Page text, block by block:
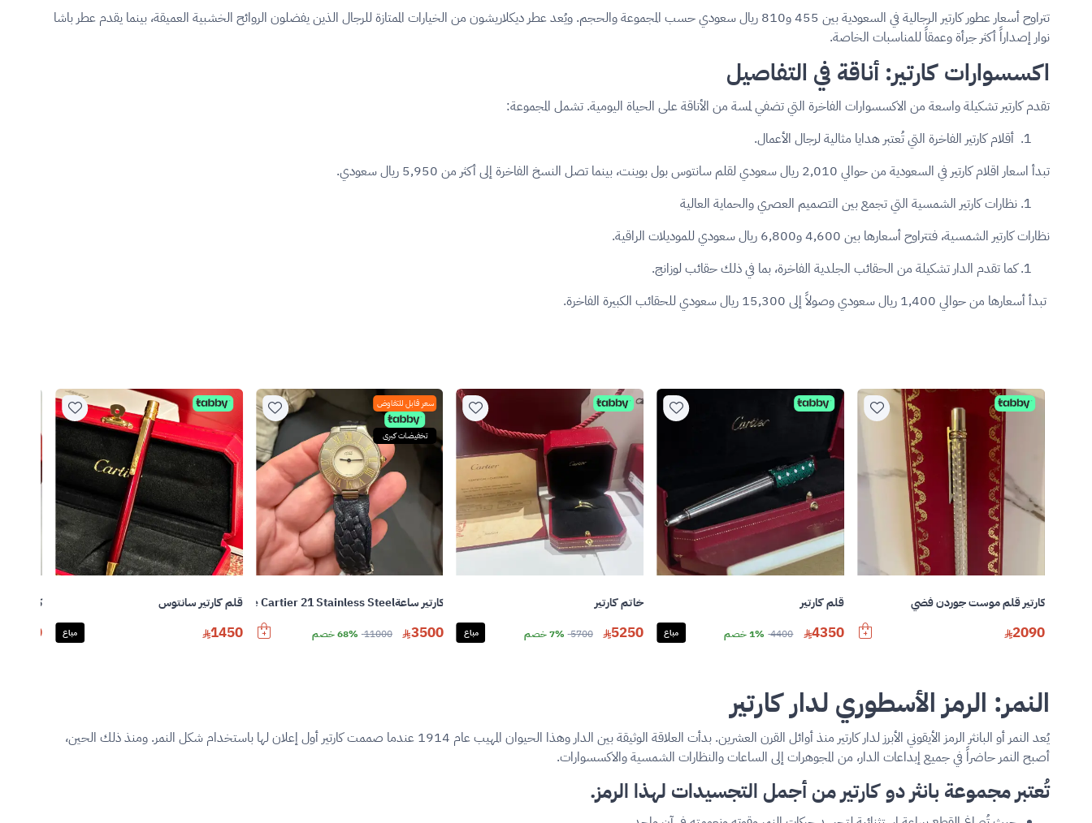
تتراوح أسعار عطور كارتير الرجالية في السعودية بين 455 و810 ريال سعودي حسب المجموعة والحجم. ويُعد عطر ديكلاريشون من الخيارات الممتازة للرجال الذين يفضلون الروائح الخشبية العميقة، بينما يقدم عطر باشا
نوار إصداراً أكثر جرأة وعمقاً للمناسبات الخاصة.
اكسسوارات كارتير: أناقة في التفاصيل
تقدم كارتير تشكيلة واسعة من الاكسسوارات الفاخرة التي تضفي لمسة من الأناقة على الحياة اليومية. تشمل المجموعة:
أقلام كارتير الفاخرة التي تُعتبر هدايا مثالية لرجال الأعمال.
تبدأ اسعار اقلام كارتير في السعودية من حوالي 2,010 ريال سعودي لقلم سانتوس بول بوينت، بينما تصل النسخ الفاخرة إلى أكثر من 5,950 ريال سعودي.
نظارات كارتير الشمسية التي تجمع بين التصميم العصري والحماية العالية
نظارات كارتير الشمسية، فتتراوح أسعارها بين 4,600 و6,800 ريال سعودي للموديلات الراقية.
كما تقدم الدار تشكيلة من الحقائب الجلدية الفاخرة، بما في ذلك حقائب لوزانج.
تبدأ أسعارها من حوالي 1,400 ريال سعودي وصولاً إلى 15,300 ريال سعودي للحقائب الكبيرة الفاخرة.
كارتير قلم موست جوردن فضي
2090
قلم كارتير
4350
4400 1% خصم مباع
خاتم كارتير
5250
5700 7% خصم مباع
سعر قابل للتفاوض
تخفيضات كبرى
كارتير ساعةCartier Must De Cartier 21 Stainless Steel
3500
11000 68% خصم
قلم كارتير سانتوس
1450 مباع
كارتير
2400
النمر: الرمز الأسطوري لدار كارتير
يُعد النمر أو البانثر الرمز الأيقوني الأبرز لدار كارتير منذ أوائل القرن العشرين. بدأت العلاقة الوثيقة بين الدار وهذا الحيوان المهيب عام 1914 عندما صممت كارتير أول إعلان لها باستخدام شكل النمر. ومنذ ذلك الحين،
أصبح النمر حاضراً في جميع إبداعات الدار، من المجوهرات إلى الساعات والنظارات الشمسية والاكسسوارات.
تُعتبر مجموعة بانثر دو كارتير من أجمل التجسيدات لهذا الرمز.